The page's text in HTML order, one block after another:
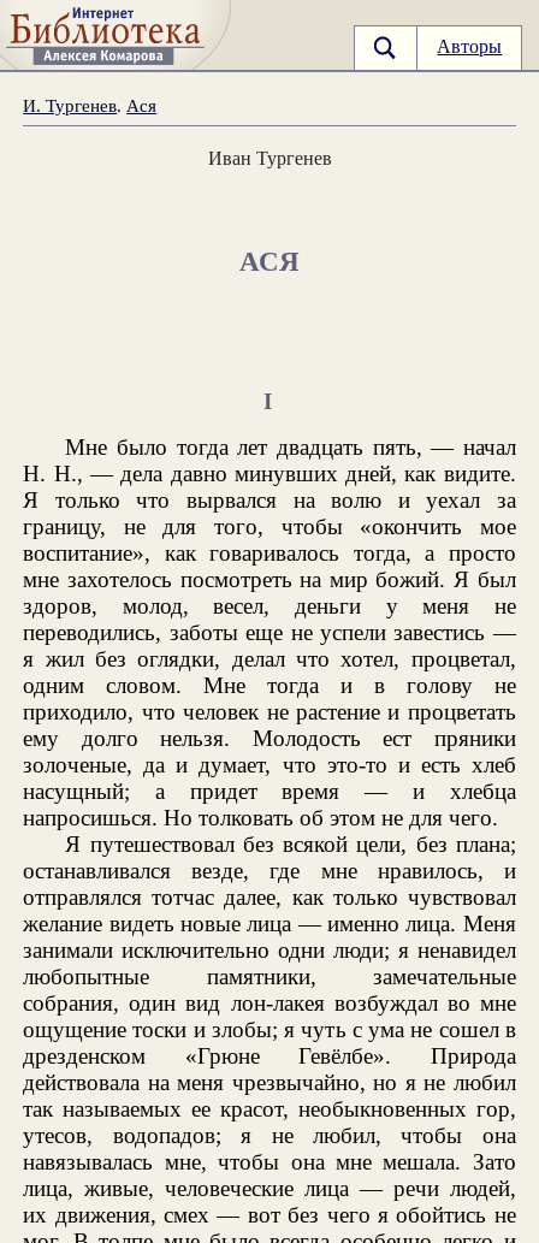
Авторы
И. Тургенев. Ася
Иван Тургенев
АСЯ
I
Мне было тогда лет двадцать пять, — начал
Н. Н., — дела давно минувших дней, как видите.
Я только что вырвался на волю и уехал за
границу, не для того, чтобы «окончить мое
воспитание», как говаривалось тогда, а просто
мне захотелось посмотреть на мир божий. Я был
здоров, молод, весел, деньги у меня не
переводились, заботы еще не успели завестись —
я жил без оглядки, делал что хотел, процветал,
одним словом. Мне тогда и в голову не
приходило, что человек не растение и процветать
ему долго нельзя. Молодость ест пряники
золоченые, да и думает, что это-то и есть хлеб
насущный; а придет время — и хлебца
напросишься. Но толковать об этом не для чего.
Я путешествовал без всякой цели, без плана;
останавливался везде, где мне нравилось, и
отправлялся тотчас далее, как только чувствовал
желание видеть новые лица — именно лица. Меня
занимали исключительно одни люди; я ненавидел
любопытные памятники, замечательные
собрания, один вид лон-лакея возбуждал во мне
ощущение тоски и злобы; я чуть с ума не сошел в
дрезденском «Грюне Гевёлбе». Природа
действовала на меня чрезвычайно, но я не любил
так называемых ее красот, необыкновенных гор,
утесов, водопадов; я не любил, чтобы она
навязывалась мне, чтобы она мне мешала. Зато
лица, живые, человеческие лица — речи людей,
их движения, смех — вот без чего я обойтись не